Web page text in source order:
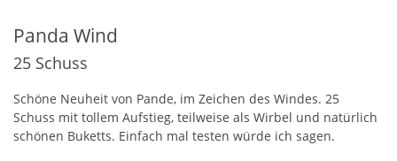
Panda Wind
25 Schuss
Schöne Neuheit von Pande, im Zeichen des Windes. 25
Schuss mit tollem Aufstieg, teilweise als Wirbel und natürlich
schönen Buketts. Einfach mal testen würde ich sagen.